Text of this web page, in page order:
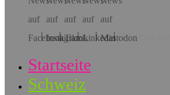
Hol dir die App!
Startseite
Schweiz